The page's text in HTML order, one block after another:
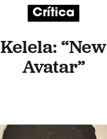
Crítica
Kelela: “New
Avatar”